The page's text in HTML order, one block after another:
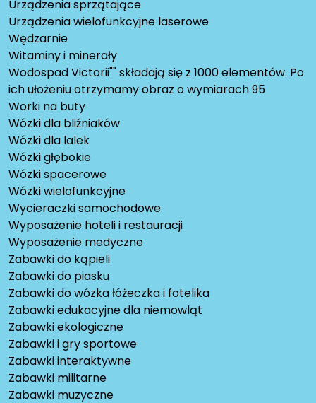
Urządzenia sprzątające
Urządzenia wielofunkcyjne laserowe
Wędzarnie
Witaminy i minerały
Wodospad Victorii"" składają się z 1000 elementów. Po
ich ułożeniu otrzymamy obraz o wymiarach 95
Worki na buty
Wózki dla bliźniaków
Wózki dla lalek
Wózki głębokie
Wózki spacerowe
Wózki wielofunkcyjne
Wycieraczki samochodowe
Wyposażenie hoteli i restauracji
Wyposażenie medyczne
Zabawki do kąpieli
Zabawki do piasku
Zabawki do wózka łóżeczka i fotelika
Zabawki edukacyjne dla niemowląt
Zabawki ekologiczne
Zabawki i gry sportowe
Zabawki interaktywne
Zabawki militarne
Zabawki muzyczne